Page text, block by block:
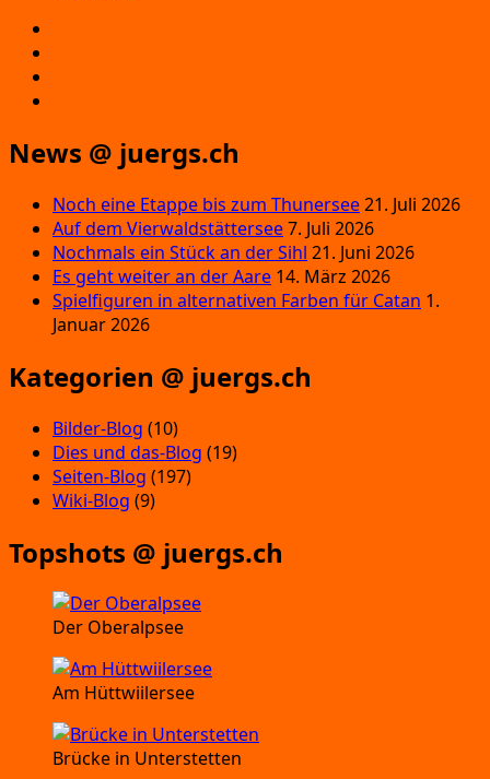
News @ juergs.ch
Noch eine Etappe bis zum Thunersee21. Juli 2026
Auf dem Vierwaldstättersee7. Juli 2026
Nochmals ein Stück an der Sihl 21. Juni 2026
Es geht weiter an der Aare 14. März 2026
Spielfiguren in alternativen Farben für Catan 1.
Januar 2026
Kategorien @ juergs.ch
Bilder-Blog (10)
Dies und das-Blog (19)
Seiten-Blog (197)
Wiki-Blog (9)
Topshots @ juergs.ch
Der Oberalpsee
Am Hüttwiilersee
Brücke in Unterstetten